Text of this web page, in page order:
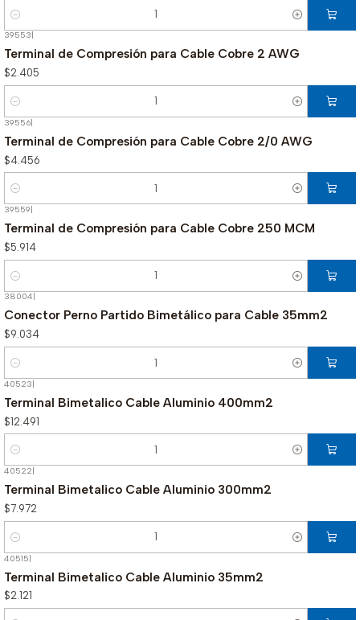
Cantidad
39553
Terminal de Compresión para Cable Cobre 2 AWG
$2.405
Cantidad
39556|
Terminal de Compresión para Cable Cobre 2/0 AWG
$4.456
Cantidad
39559
Terminal de Compresión para Cable Cobre 250 MCM
$5.914
Cantidad
38004
Conector Perno Partido Bimetálico para Cable 35mm2
$9.034
Cantidad
40523|
Terminal Bimetalico Cable Aluminio 400mm2
$12.491
Cantidad
40522
Terminal Bimetalico Cable Aluminio 300mm2
$7.972
Cantidad
40515|
Terminal Bimetalico Cable Aluminio 35mm2
$2.121